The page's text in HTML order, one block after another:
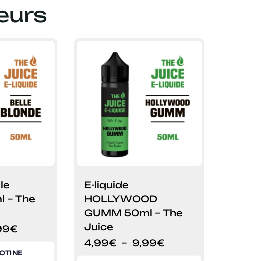
– The
€Plage
prix :
E-liquide
HOLLYWOOD
GUMM 50ml – The
Juice
4,99€ – 9,99€Plage